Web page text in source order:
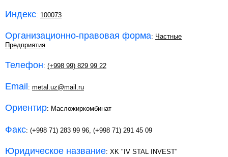
Индекс: 100073
Организационно-правовая форма: Частные
Предприятия
Телефон: (+998 99) 829 99 22
Email : metal.uz@mail.ru
Ориентир: Масложиркомбинат
Факс: (+998 71) 283 99 96, (+998 71) 291 45 09
Юридическое название: XK "IV STAL INVEST"